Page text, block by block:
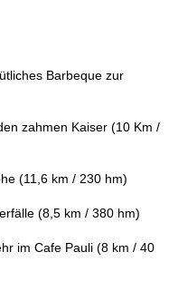
Barbeque zur
zahmen Kaiser (10 Km /
(11,6 km / 230 hm)
(8,5 km / 380 hm)
im Cafe Pauli (8 km / 40